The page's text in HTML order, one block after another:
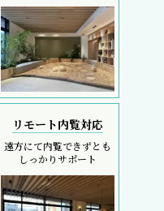
リモート内覧対応
遠方にて内覧できずとも
しっかりサポート